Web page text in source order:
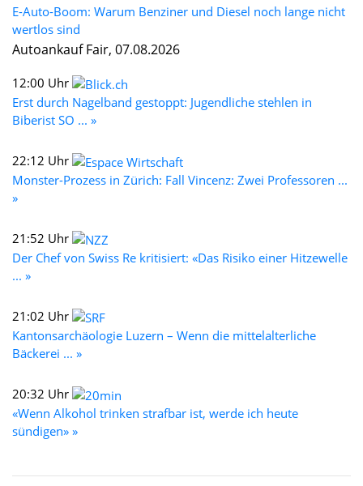
E-Auto-Boom: Warum Benziner und Diesel noch lange nicht
wertlos sind
Autoankauf Fair, 07.08.2026
12:00 Uhr
Erst durch Nagelband gestoppt: Jugendliche stehlen in
Biberist SO ... »
22:12 Uhr
Monster-Prozess in Zürich: Fall Vincenz: Zwei Professoren ...
»
21:52 Uhr
Der Chef von Swiss Re kritisiert: «Das Risiko einer Hitzewelle
... »
21:02 Uhr
Kantonsarchäologie Luzern – Wenn die mittelalterliche
Bäckerei ... »
20:32 Uhr
«Wenn Alkohol trinken strafbar ist, werde ich heute
sündigen» »